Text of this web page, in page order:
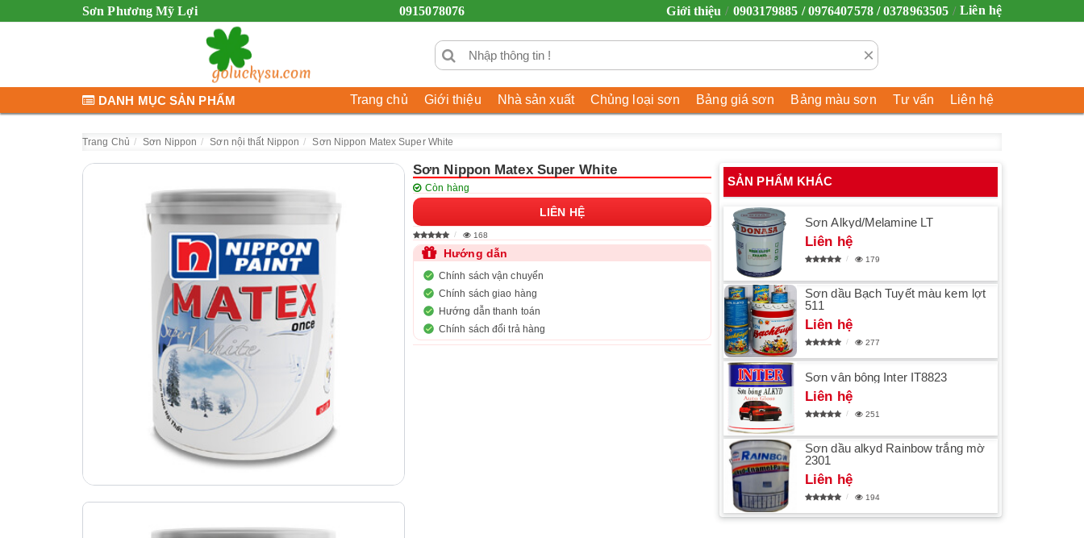
Sơn Phương Mỹ Lợi 0915078076 Giới thiệu 0903179885 / 0976407578 / 0378963505 Liên hệ
×
Trang chủ Giới thiệu Nhà sản xuất Chủng loại sơn Bảng giá sơn Bảng màu sơn Tư vấn Liên hệ
DANH MỤC SẢN PHẨM
Trang Chủ Sơn Nippon Sơn nội thất Nippon Sơn Nippon Matex Super White
Sơn Nippon Matex Super White
Còn hàng
LIÊN HỆ
168
Hướng dẫn
Chính sách vận chuyển
Chính sách giao hàng
Hướng dẫn thanh toán
Chính sách đổi trả hàng
SẢN PHẨM KHÁC
Sơn Alkyd/Melamine LT
Liên hệ
179
Sơn dầu Bạch Tuyết màu kem lợt
511
Liên hệ
277
Sơn vân bông Inter IT8823
Liên hệ
251
Sơn dầu alkyd Rainbow trắng mờ
2301
Liên hệ
194